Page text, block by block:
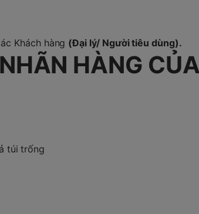
Khách hàng (Đại lý/ Người tiêu dùng).
HÀNG
túi trống